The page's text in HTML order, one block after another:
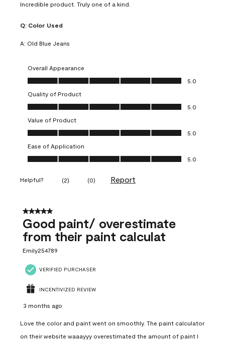
Incredible product. Truly one of a kind.
Q: Color Used
A: Old Blue Jeans
Overall Appearance
Overall Appearance, 5.0 out of 5
5.0
Quality of Product
Quality of Product, 5.0 out of 5
5.0
Value of Product
Value of Product, 5.0 out of 5
5.0
Ease of Application
Ease of Application, 5.0 out of 5
5.0
Helpful? (2) (0) Report
5 out of 5 stars.
Good paint/ overestimate
from their paint calculat
Emily254789
VERIFIED PURCHASER
INCENTIVIZED REVIEW
3 months ago
Love the color and paint went on smoothly. The paint calculator
on their website waaayyy overestimated the amount of paint I